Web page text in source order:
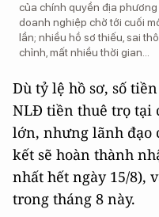
của chính quyền địa phương
doanh nghiệp chờ tới cuối
lần; nhiều hồ sơ thiếu, sai
chỉnh, mất nhiều thời gian…
Dù tỷ lệ hồ sơ, số
NLĐ tiền thuê trọ tại
lớn, nhưng lãnh đạo
kết sẽ hoàn thành
nhất hết ngày 15/8),
trong tháng 8 này.